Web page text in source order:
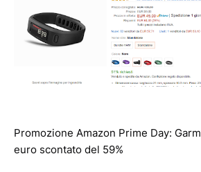
Promozione Amazon Prime Day:
euro scontato del 59%